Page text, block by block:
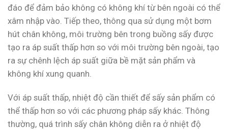
đáo để đảm bảo không có không khí từ bên ngoài có thể
xâm nhập vào. Tiếp theo, thông qua sử dụng một bơm
hút chân không, môi trường bên trong buồng sấy được
tạo ra áp suất thấp hơn so với môi trường bên ngoài, tạo
ra sự chênh lệch áp suất giữa bề mặt sản phẩm và
không khí xung quanh.
Với áp suất thấp, nhiệt độ cần thiết để sấy sản phẩm có
thể thấp hơn so với các phương pháp sấy khác. Thông
thường, quá trình sấy chân không diễn ra ở nhiệt độ